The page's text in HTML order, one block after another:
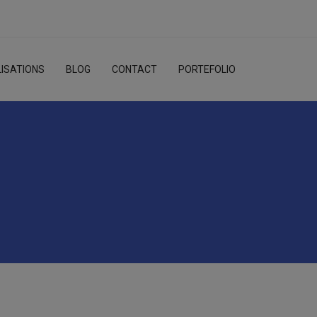
BLOG CONTACT PORTEFOLIO